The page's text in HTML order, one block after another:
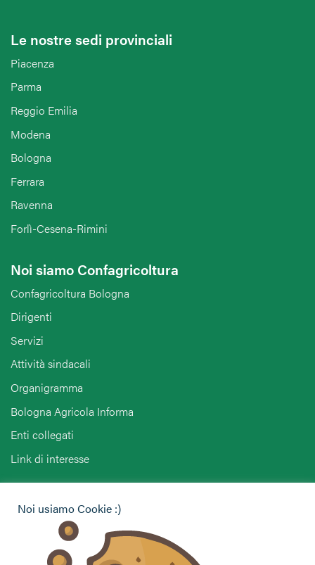
Le nostre sedi provinciali
Piacenza
Parma
Reggio Emilia
Modena
Bologna
Ferrara
Ravenna
Forlì-Cesena-Rimini
Noi siamo Confagricoltura
Confagricoltura Bologna
Dirigenti
Servizi
Attività sindacali
Organigramma
Bologna Agricola Informa
Enti collegati
Link di interesse
Vuoi contattarci per ricevere assistenza, lasciare un
commento o chiedere informazioni?
Noi usiamo Cookie :)